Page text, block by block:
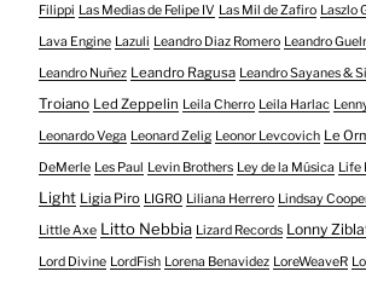
Filippi Las Medias de Felipe IV Las Mil de Zafiro Laszlo
Lava Engine Lazuli Leandro Diaz Romero Leandro
Leandro Nuñez Leandro Ragusa Leandro Sayanes &
Troiano Led Zeppelin Leila Cherro Leila Harlac
Leonardo Vega Leonard Zelig Leonor Levcovich Le
DeMerle Les Paul Levin Brothers Ley de la Música Life
Light Ligia Piro LIGRO Liliana Herrero Lindsay
Little Axe Litto Nebbia Lizard Records Lonny
Lord Divine LordFish Lorena Benavidez LoreWeaveR